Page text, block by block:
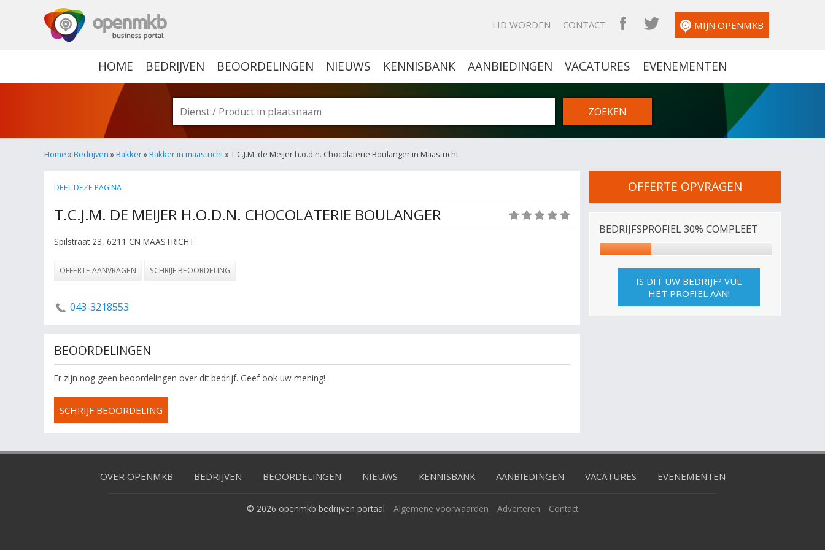
LID WORDEN CONTACT OPENMKB FACEBOOK
OPENMKB TWITTER
MIJN OPENMKB
HOME BEDRIJVEN BEOORDELINGEN NIEUWS KENNISBANK AANBIEDINGEN VACATURES EVENEMENTEN
Home »Bedrijven »Bakker»Bakker in maastricht» T.C.J.M. de Meijer h.o.d.n. Chocolaterie Boulanger in Maastricht
DEEL DEZE PAGINA
T.C.J.M. DE MEIJER H.O.D.N. CHOCOLATERIE BOULANGER
Spilstraat 23, 6211 CN MAASTRICHT
OFFERTE AANVRAGEN SCHRIJF BEOORDELING
043-3218553
BEOORDELINGEN
Er zijn nog geen beoordelingen over dit bedrijf. Geef ook uw mening!
SCHRIJF BEOORDELING
OFFERTE OPVRAGEN
BEDRIJFSPROFIEL 30% COMPLEET
IS DIT UW BEDRIJF? VUL
HET PROFIEL AAN!
OVER OPENMKB BEDRIJVEN BEOORDELINGEN NIEUWS KENNISBANK AANBIEDINGEN VACATURES EVENEMENTEN
© 2026 openmkb bedrijven portaal Algemene voorwaarden Adverteren Contact